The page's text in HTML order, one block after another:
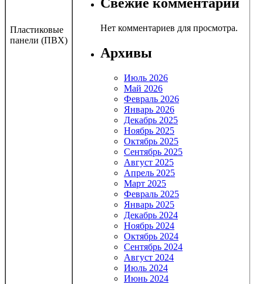
Пластиковые
панели (ПВХ)
Нет комментариев для просмотра.
Архивы
Июль 2026
Май 2026
Февраль 2026
Январь 2026
Декабрь 2025
Ноябрь 2025
Октябрь 2025
Сентябрь 2025
Август 2025
Апрель 2025
Март 2025
Февраль 2025
Январь 2025
Декабрь 2024
Ноябрь 2024
Октябрь 2024
Сентябрь 2024
Август 2024
Июль 2024
Июнь 2024